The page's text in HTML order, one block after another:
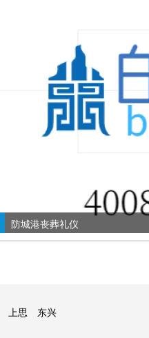
上思 东兴